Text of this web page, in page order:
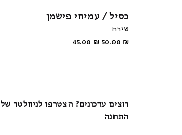
כסיל / עמיחי פישמן
שירה
50.00₪
45.00 ₪
רוצים עדכונים? הצטרפו לניוזלטר של
התחנה